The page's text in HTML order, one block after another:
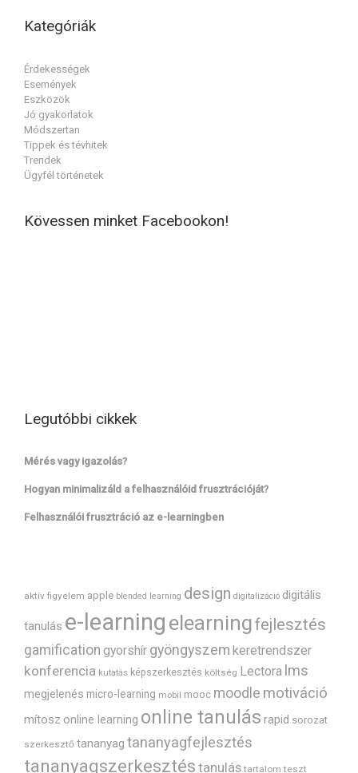
Kategóriák
Érdekességek
Események
Eszközök
Jó gyakorlatok
Módszertan
Tippek és tévhitek
Trendek
Ügyfél történetek
Kövessen minket Facebookon!
Legutóbbi cikkek
Mérés vagy igazolás?
Hogyan minimalizáld a felhasználóid frusztrációját?
Felhasználói frusztráció az e-learningben
aktív figyelem apple blended learning design digitalizáció digitális
tanulás e-learning elearningfejlesztés
gamification gyorshír gyöngyszem keretrendszer
konferencia kutatás képszerkesztés költség Lectora lms
megjelenés micro-learning mobil mooc moodle motiváció
mítosz online learning online tanulás rapid sorozat
szerkesztő tananyag tananyagfejlesztés
tananyagszerkesztés tanulás tartalom teszt